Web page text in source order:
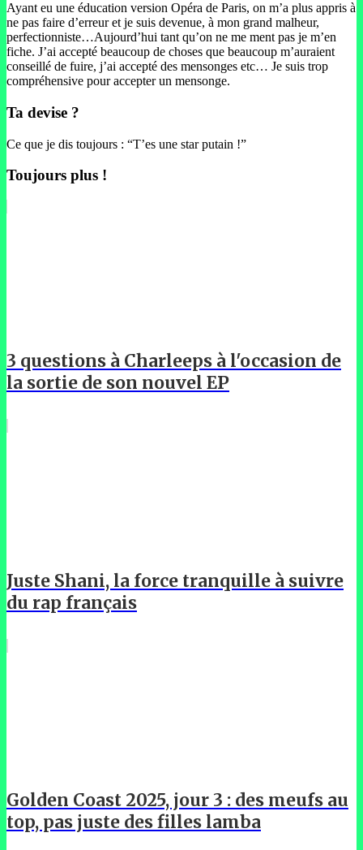
Ayant eu une éducation version Opéra de Paris, on m’a plus appris à
ne pas faire d’erreur et je suis devenue, à mon grand malheur,
perfectionniste…Aujourd’hui tant qu’on ne me ment pas je m’en
fiche. J’ai accepté beaucoup de choses que beaucoup m’auraient
conseillé de fuire, j’ai accepté des mensonges etc… Je suis trop
compréhensive pour accepter un mensonge.
Ta devise ?
Ce que je dis toujours : “T’es une star putain !”
Toujours plus !
3 questions à Charleeps à l'occasion de
la sortie de son nouvel EP
Juste Shani, la force tranquille à suivre
du rap français
Golden Coast 2025, jour 3 : des meufs au
top, pas juste des filles lamba